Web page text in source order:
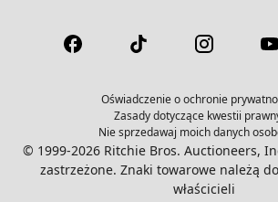
Oświadczenie o ochronie
Zasady dotyczące kwestii
Nie sprzedawaj moich danych
© 1999-2026 Ritchie Bros. Auctioneers,
zastrzeżone. Znaki towarowe należą
właścicieli